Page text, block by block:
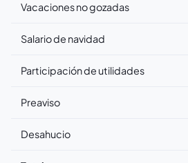
Vacaciones no gozadas
Salario de navidad
Participación de utilidades
Preaviso
Desahucio